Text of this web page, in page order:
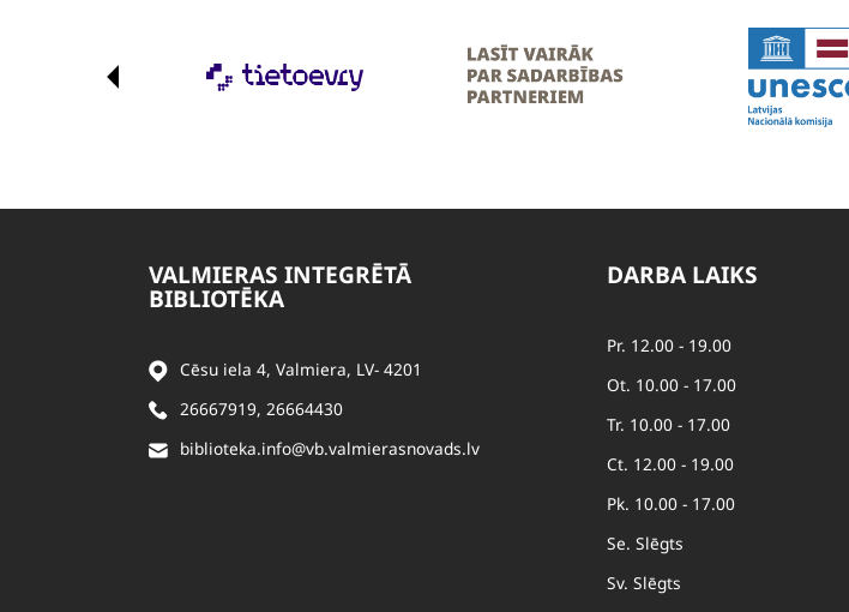
VALMIERAS INTEGRĒTĀ
BIBLIOTĒKA
Cēsu iela 4, Valmiera, LV- 4201
26667919, 26664430
biblioteka.info@vb.valmierasnovads.lv
DARBA LAIKS
Pr. 12.00 - 19.00
Ot. 10.00 - 17.00
Tr. 10.00 - 17.00
Ct. 12.00 - 19.00
Pk. 10.00 - 17.00
Se. Slēgts
Sv. Slēgts